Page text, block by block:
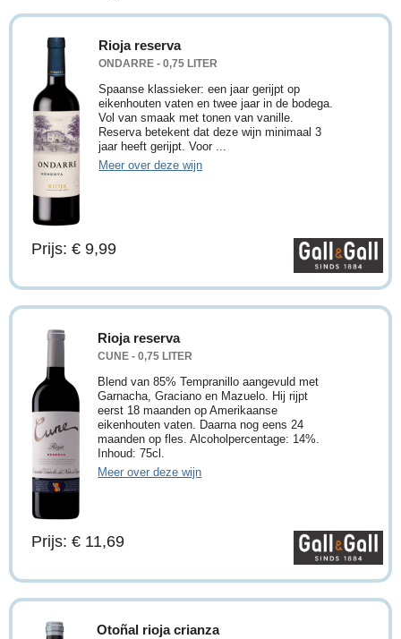
Rioja reserva
ONDARRE - 0,75 LITER
Spaanse klassieker: een jaar gerijpt op
eikenhouten vaten en twee jaar in de bodega.
Vol van smaak met tonen van vanille.
Reserva betekent dat deze wijn minimaal 3
jaar heeft gerijpt. Voor ...
Meer over deze wijn
Prijs: € 9,99
Rioja reserva
CUNE - 0,75 LITER
Blend van 85% Tempranillo aangevuld met
Garnacha, Graciano en Mazuelo. Hij rijpt
eerst 18 maanden op Amerikaanse
eikenhouten vaten. Daarna nog eens 24
maanden op fles. Alcoholpercentage: 14%.
Inhoud: 75cl.
Meer over deze wijn
Prijs: € 11,69
Otoñal rioja crianza